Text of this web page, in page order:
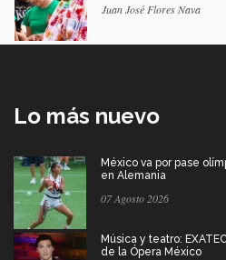
Juan José Flores Nava
Lo más nuevo
México va por pase
en Alemania
07 Agosto 2026
Música y teatro:
de la Ópera México